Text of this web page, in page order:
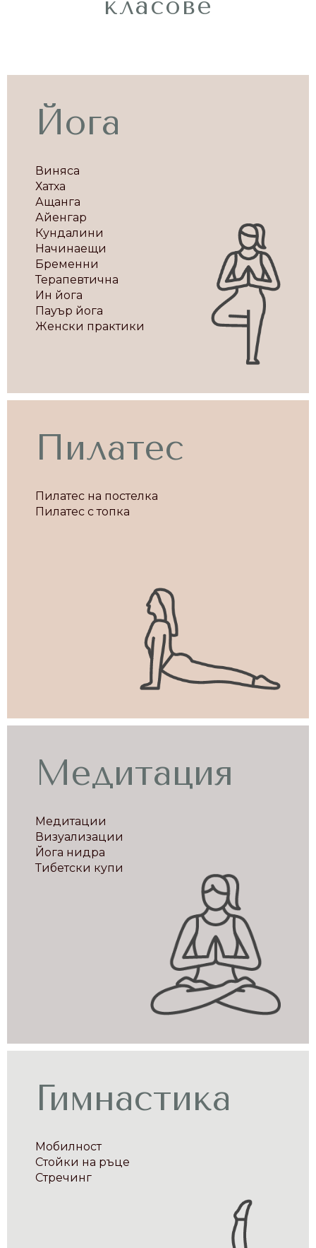
класове
Йога
Виняса
Хатха
Ащанга
Айенгар
Кундалини
Начинаещи
Бременни
Терапевтична
Ин йога
Пауър йога
Женски практики
Пилатес
Пилатес на постелка
Пилатес с топка
Медитация
Медитации
Визуализации
Йога нидра
Тибетски купи
Гимнастика
Мобилност
Стойки на ръце
Стречинг